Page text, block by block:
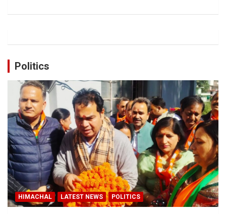
Politics
HIMACHAL LATEST NEWS POLITICS